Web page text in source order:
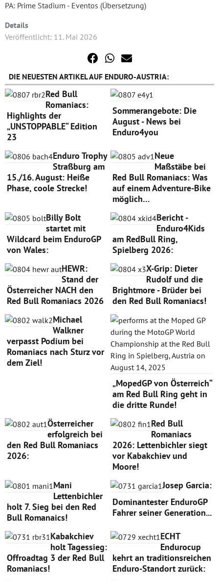
PA: Prime Stadium - Eventos (Übersetzung)
Details
Veröffentlicht: 11. Mai 2026
DIE NEUESTEN ARTIKEL AUF ENDURO-AUSTRIA:
Red Bull
Romaniacs:
Highlights der
„UNSTOPPABLE“ Edition
23
Sommerangebote: Die
August - News bei
Enduro4you
Enduro Trophy
Straßburg am
15./16. August: Heiße
Phase, coole Strecke!
Neue
Maßstäbe bei
Red Bull Romaniacs: Was
auf einem Adventure-Bike
möglich…
Billy Bolt
startet mit
Wildcard beim EnduroGP
von Wales:
Bericht -
Enduro4Kids
am RedBull Ring,
Spielberg 2026:
HEWR:
Stand der
Österreicher NACH den
Red Bull Romaniacs 2026
X-Grip: Dieter
Rudolf und die
Brightmore - Brüder bei
den Red Bull Romaniacs!
Michael
Walkner
verpasst Podium bei
Romaniacs nach Sturz vor
dem Ziel!
„MopedGP von Österreich“
am Red Bull Ring geht in
die dritte Runde!
Österreicher
erfolgreich bei
den Red Bull Romaniacs
2026:
Red Bull
Romaniacs
2026: Lettenbichler siegt
vor Kabakchiev und
Moore!
Mani
Lettenbichler
holt 7. Sieg bei den Red
Bull Romanaics!
Josep Garcia:
Dominantester EnduroGP
Fahrer seiner Generation...
Kabakchiev
holt Tagessieg:
Offroadtag 3 der Red Bull
Romaniacs!
ECHT
Endurocup
kehrt an traditionsreichen
Enduro-Standort zurück: